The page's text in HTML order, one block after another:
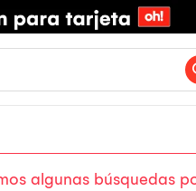
algunas búsquedas